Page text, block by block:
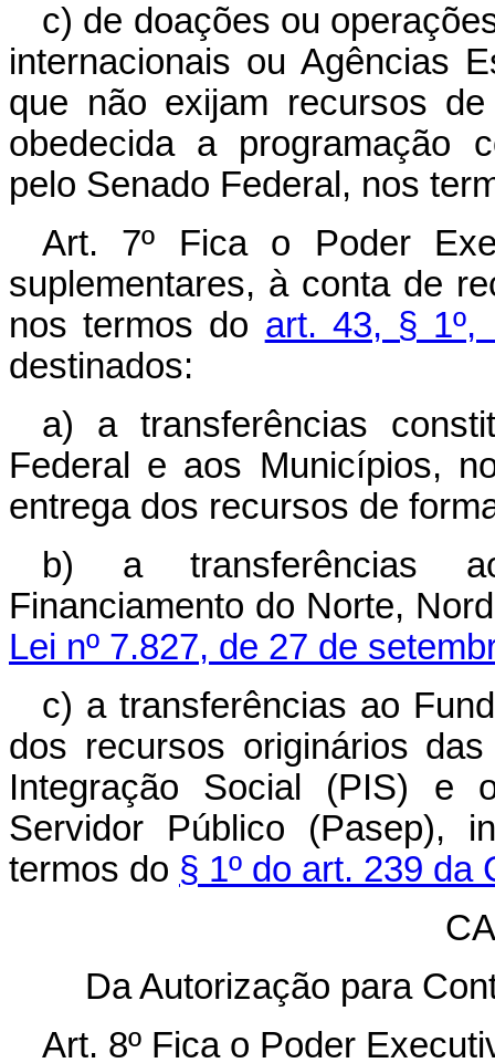
c) de doações ou
internacionais ou Agências
que não exijam recursos
obedecida a programação
pelo Senado Federal, nos
Art. 7º Fica o Poder
suplementares, à conta de
nos termos do art. 43, § 1º,
destinados:
a) a transferências
Federal e aos Municípios,
entrega dos recursos de
b) a transferências
Financiamento do Norte,
Lei nº 7.827, de 27 de
c) a transferências ao
dos recursos originários
Integração Social (PIS) e
Servidor Público (Pasep),
termos do § 1º do art. 239 da
Da Autorização para
Art. 8º Fica o Poder